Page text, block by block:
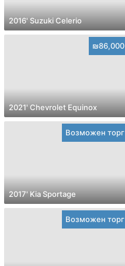
2016' Suzuki Celerio
₪86,000
2021' Chevrolet Equinox
Возможен торг
2017' Kia Sportage
Возможен торг